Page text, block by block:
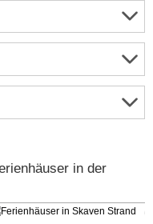
in der